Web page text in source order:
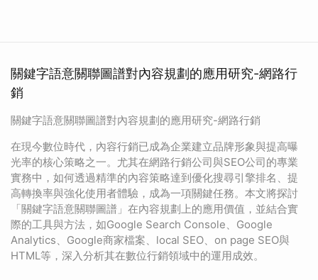
關鍵字語意關聯圖譜對內容規劃的應用研究-網路行
銷
關鍵字語意關聯圖譜對內容規劃的應用研究-網路行銷
在現今數位時代，內容行銷已成為企業建立品牌形象與提高曝
光率的核心策略之一。尤其在網路行銷公司與SEO公司的專業
實務中，如何透過精準的內容策略達到優化搜尋引擎排名、提
高轉換率與強化使用者體驗，成為一項關鍵任務。本文將探討
「關鍵字語意關聯圖譜」在內容規劃上的應用價值，並結合實
際的工具與方法，如Google Search Console、Google
Analytics、Google商家檔案、local SEO、on page SEO與
HTML等，深入分析其在數位行銷領域中的運用成效。